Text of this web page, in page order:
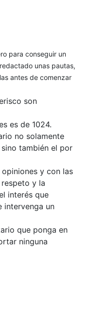
para conseguir un
unas pautas,
antes de comenzar
son
es de 1024.
no solamente
también el por
y con las
y la
interés que
intervenga un
que ponga en
ninguna